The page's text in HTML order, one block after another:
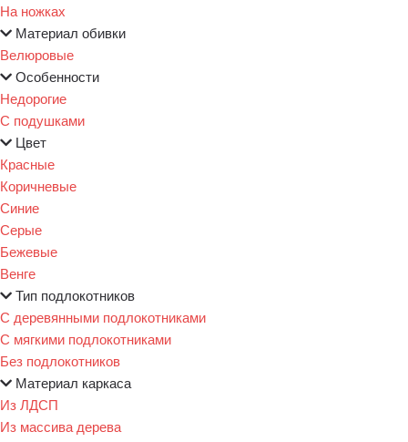
На ножках
Материал обивки
Велюровые
Особенности
Недорогие
С подушками
Цвет
Красные
Коричневые
Синие
Серые
Бежевые
Венге
Тип подлокотников
С деревянными подлокотниками
С мягкими подлокотниками
Без подлокотников
Материал каркаса
Из ЛДСП
Из массива дерева